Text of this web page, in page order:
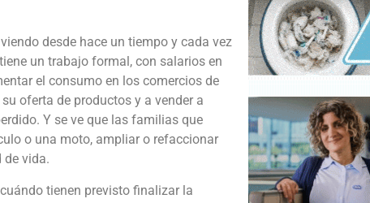
desde hace un tiempo y cada vez
un trabajo formal, con salarios en
el consumo en los comercios de
oferta de productos y a vender a
Y se ve que las familias que
o una moto, ampliar o refaccionar
de vida.
tienen previsto finalizar la